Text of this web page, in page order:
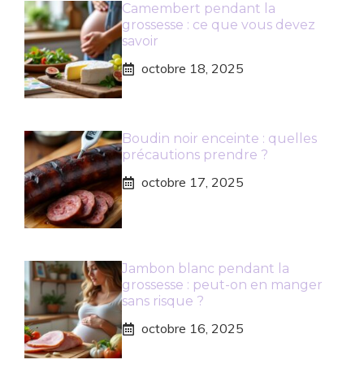
Camembert pendant la
grossesse : ce que vous devez
savoir
octobre 18, 2025
Boudin noir enceinte : quelles
précautions prendre ?
octobre 17, 2025
Jambon blanc pendant la
grossesse : peut-on en manger
sans risque ?
octobre 16, 2025